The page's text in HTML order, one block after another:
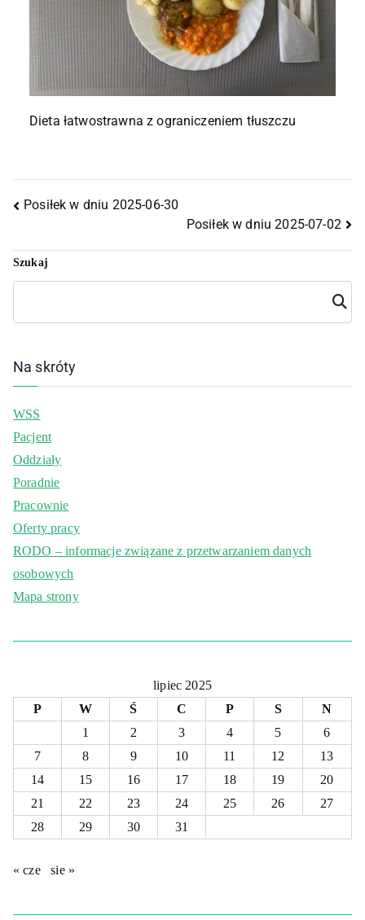
Dieta łatwostrawna z ograniczeniem tłuszczu
Posiłek w dniu 2025-06-30
Posiłek w dniu 2025-07-02
Szukaj
Szuka
j
Na skróty
WSS
Pacjent
Oddziały
Poradnie
Pracownie
Oferty pracy
RODO – informacje związane z przetwarzaniem danych
osobowych
Mapa strony
lipiec 2025
P
W Ś C P S
N
1
2 3 4 5
6
7
8 9 10 11 12
13
14
15 16 17 18 19
20
21
22 23 24 25 26
27
28
29 30 31
« cze sie »